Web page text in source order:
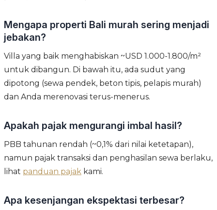
Mengapa properti Bali murah sering menjadi
jebakan?
Villa yang baik menghabiskan ~USD 1.000-1.800/m²
untuk dibangun. Di bawah itu, ada sudut yang
dipotong (sewa pendek, beton tipis, pelapis murah)
dan Anda merenovasi terus-menerus.
Apakah pajak mengurangi imbal hasil?
PBB tahunan rendah (~0,1% dari nilai ketetapan),
namun pajak transaksi dan penghasilan sewa berlaku,
lihat panduan pajak kami.
Apa kesenjangan ekspektasi terbesar?